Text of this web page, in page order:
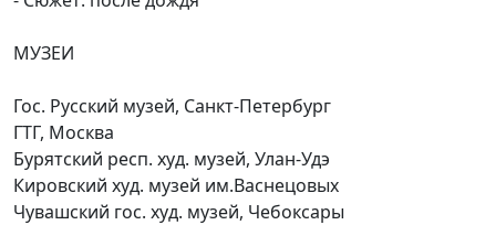
МУЗЕИ
Гос. Русский музей, Санкт-Петербург
ГТГ, Москва
Бурятский респ. худ. музей, Улан-Удэ
Кировский худ. музей им.Васнецовых
Чувашский гос. худ. музей, Чебоксары